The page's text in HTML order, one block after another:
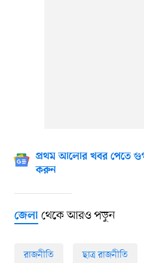
প্রথম আলোর খবর পেতে
করুন
জেলাথেকে আরও পড়ুন
রাজনীতি ছাত্র রাজনীতি